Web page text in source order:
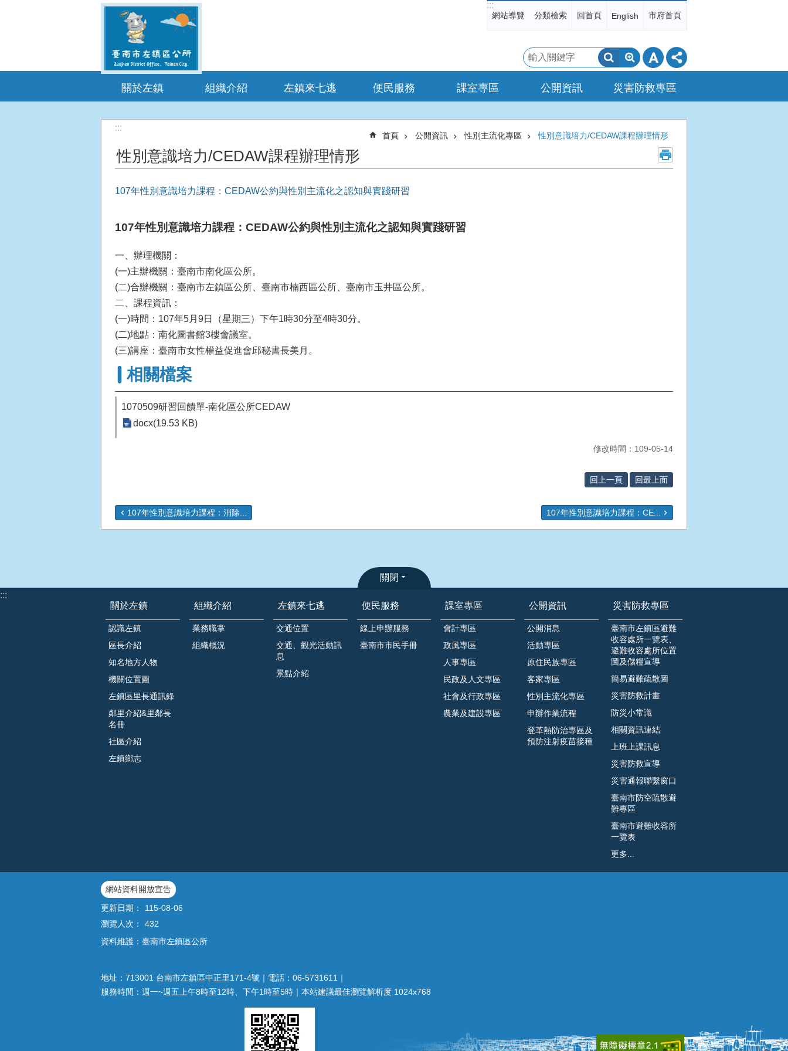
:::
網站導覽 分類檢索 回首頁 English 市府首頁
搜
尋
關於左鎮 組織介紹 左鎮來七逃 便民服務 課室專區 公開資訊 災害防救專區
:::
首頁 公開資訊 性別主流化專區 性別意識培力/CEDAW課程辦理情形
性別意識培力/CEDAW課程辦理情形
107年性別意識培力課程：CEDAW公約與性別主流化之認知與實踐研習
107年性別意識培力課程：CEDAW公約與性別主流化之認知與實踐研習
一、辦理機關：
(一)主辦機關：臺南市南化區公所。
(二)合辦機關：臺南市左鎮區公所、臺南市楠西區公所、臺南市玉井區公所。
二、課程資訊：
(一)時間：107年5月9日（星期三）下午1時30分至4時30分。
(二)地點：南化圖書館3樓會議室。
(三)講座：臺南市女性權益促進會邱秘書長美月。
相關檔案
1070509研習回饋單-南化區公所CEDAW
docx(19.53 KB)
修改時間：109-05-14
回上一頁 回最上面
107年性別意識培力課程：消除... 107年性別意識培力課程：CE...
關閉
:::
關於左鎮
認識左鎮
區長介紹
知名地方人物
機關位置圖
左鎮區里長通訊錄
鄰里介紹&里鄰長
名冊
社區介紹
左鎮鄉志
組織介紹
業務職掌
組織概況
左鎮來七逃
交通位置
交通、觀光活動訊
息
景點介紹
便民服務
線上申辦服務
臺南市市民手冊
課室專區
會計專區
政風專區
人事專區
民政及人文專區
社會及行政專區
農業及建設專區
公開資訊
公開消息
活動專區
原住民族專區
客家專區
性別主流化專區
申辦作業流程
登革熱防治專區及
預防注射疫苗接種
災害防救專區
臺南市左鎮區避難
收容處所一覽表、
避難收容處所位置
圖及儲糧宣導
簡易避難疏散圖
災害防救計畫
防災小常識
相關資訊連結
上班上課訊息
災害防救宣導
災害通報聯繫窗口
臺南市防空疏散避
難專區
臺南市避難收容所
一覽表
更多...
網站資料開放宣告
更新日期：
115-08-06
瀏覽人次：
432
資料維護：臺南市左鎮區公所
地址：713001 台南市左鎮區中正里171-4號｜電話：06-5731611｜
服務時間：週一~週五上午8時至12時、下午1時至5時｜本站建議最佳瀏覽解析度 1024x768